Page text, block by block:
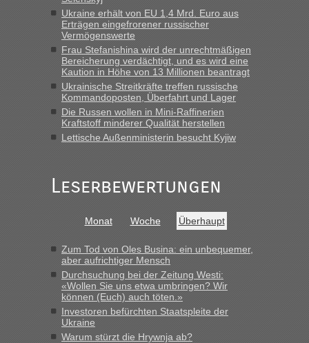
Montag rüber, versuchen es sehr früh.“
Ukraine erhält von EU 1,4 Mrd. Euro aus
Erträgen eingefrorener russischer
Vermögenswerte
Frau Stefanishina wird der unrechtmäßigen
Bereicherung verdächtigt, und es wird eine
Kaution in Höhe von 13 Millionen beantragt
Ukrainische Streitkräfte treffen russische
Kommandoposten, Überfahrt und Lager
Die Russen wollen in Mini-Raffinerien
Kraftstoff minderer Qualität herstellen
Lettische Außenministerin besucht Kyjiw
Leserbewertungen
Monat Woche Überhaupt
Zum Tod von Oles Busina: ein unbequemer,
aber aufrichtiger Mensch
Durchsuchung bei der Zeitung Westi:
«Wollen Sie uns etwa umbringen? Wir
können (Euch) auch töten.»
Investoren befürchten Staatspleite der
Ukraine
Warum stürzt die Hrywnja ab?